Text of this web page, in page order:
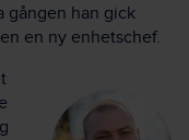
gången han gick
en ny enhetschef.